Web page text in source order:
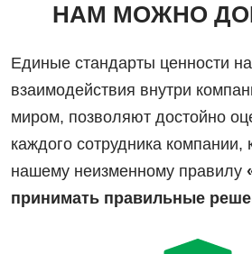
НАМ МОЖНО
Единые стандарты ценности
взаимодействия внутри
миром, позволяют достойно
каждого сотрудника компании,
нашему неизменному правилу
принимать правильные